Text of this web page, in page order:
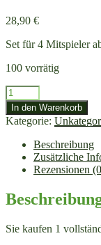
28,90 €
Set für 4 Mitspieler
100 vorrätig
GhostWriter
Classic
4
Menge
In den Warenkorb
Kategorie:
Beschreibung
Zusätzliche
Rezensionen
Sie kaufen 1